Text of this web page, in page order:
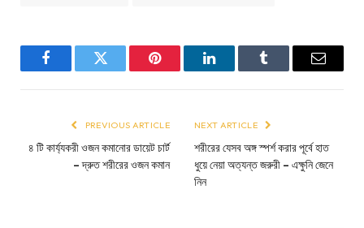
FacebookTwitter Pinterest LinkedInTumblr Email
PREVIOUS ARTICLE
৪ টি কার্য্যকরী ওজন কমানোর ডায়েট চার্ট
– দ্রুত শরীরের ওজন কমান
NEXT ARTICLE
শরীরের যেসব অঙ্গ স্পর্শ করার পূর্বে হাত
ধুয়ে নেয়া অত্যন্ত জরুরী – এক্ষুনি জেনে
নিন